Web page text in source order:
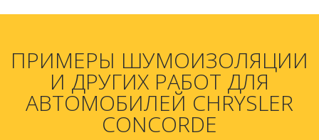
ПРИМЕРЫ ШУМОИЗОЛЯЦИИ
И ДРУГИХ РАБОТ ДЛЯ
АВТОМОБИЛЕЙ CHRYSLER
CONCORDE